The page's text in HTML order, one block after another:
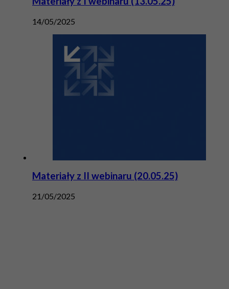
14/05/2025
Materiały z II webinaru (20.05.25)
21/05/2025